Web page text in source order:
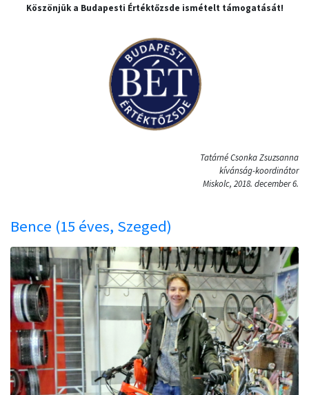
Köszönjük a Budapesti Értéktőzsde ismételt támogatását!
Tatárné Csonka Zsuzsanna
kívánság-koordinátor
Miskolc, 2018. december 6.
Bence (15 éves, Szeged)